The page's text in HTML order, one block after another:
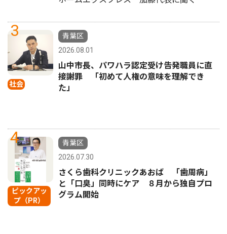
3
社会
青葉区
2026.08.01
山中市長、パワハラ認定受け告発職員に直
接謝罪 「初めて人権の意味を理解でき
た」
4
ピックアッ
プ（PR）
青葉区
2026.07.30
さくら歯科クリニックあおば 「歯周病」
と「口臭」同時にケア ８月から独自プロ
グラム開始